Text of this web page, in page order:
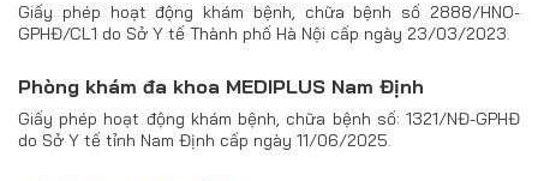
Giấy phép hoạt động khám bệnh, chữa bệnh số 2888/HNO-
GPHĐ/CL1 do Sở Y tế Thành phố Hà Nội cấp ngày 23/03/2023.
Phòng khám đa khoa MEDIPLUS Nam Định
Giấy phép hoạt động khám bệnh, chữa bệnh số: 1321/NĐ-GPHĐ
do Sở Y tế tỉnh Nam Định cấp ngày 11/06/2025.